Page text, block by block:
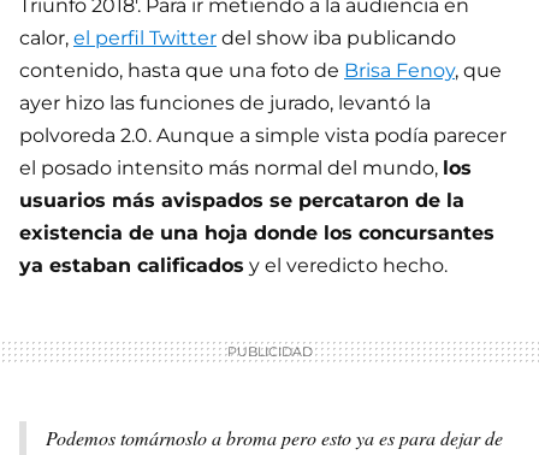
Triunfo 2018'. Para ir metiendo a la audiencia en
calor, el perfil Twitter del show iba publicando
contenido, hasta que una foto de Brisa Fenoy, que
ayer hizo las funciones de jurado, levantó la
polvoreda 2.0. Aunque a simple vista podía parecer
el posado intensito más normal del mundo, los
usuarios más avispados se percataron de la
existencia de una hoja donde los concursantes
ya estaban calificados y el veredicto hecho.
Podemos tomárnoslo a broma pero esto ya es para dejar de